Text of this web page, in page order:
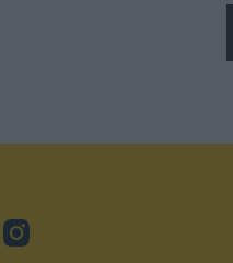
Instagram